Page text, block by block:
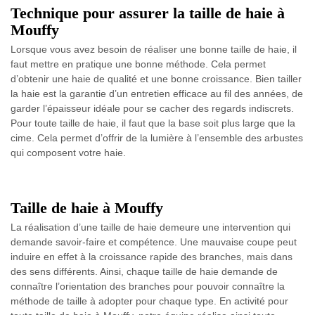
Technique pour assurer la taille de haie à
Mouffy
Lorsque vous avez besoin de réaliser une bonne taille de haie, il
faut mettre en pratique une bonne méthode. Cela permet
d’obtenir une haie de qualité et une bonne croissance. Bien tailler
la haie est la garantie d’un entretien efficace au fil des années, de
garder l’épaisseur idéale pour se cacher des regards indiscrets.
Pour toute taille de haie, il faut que la base soit plus large que la
cime. Cela permet d’offrir de la lumière à l’ensemble des arbustes
qui composent votre haie.
Taille de haie à Mouffy
La réalisation d’une taille de haie demeure une intervention qui
demande savoir-faire et compétence. Une mauvaise coupe peut
induire en effet à la croissance rapide des branches, mais dans
des sens différents. Ainsi, chaque taille de haie demande de
connaître l’orientation des branches pour pouvoir connaître la
méthode de taille à adopter pour chaque type. En activité pour